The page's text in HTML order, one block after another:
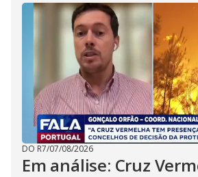
DO R7/07/08/2026
Em análise: Cruz